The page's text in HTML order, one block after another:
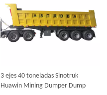
3 ejes 40 toneladas Sinotruk
Huawin Mining Dumper Dump